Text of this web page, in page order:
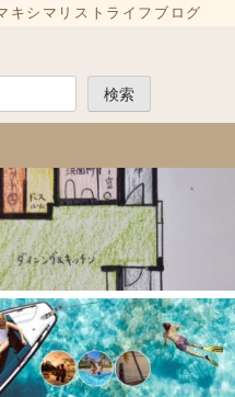
キシマリストライフブログ
検索